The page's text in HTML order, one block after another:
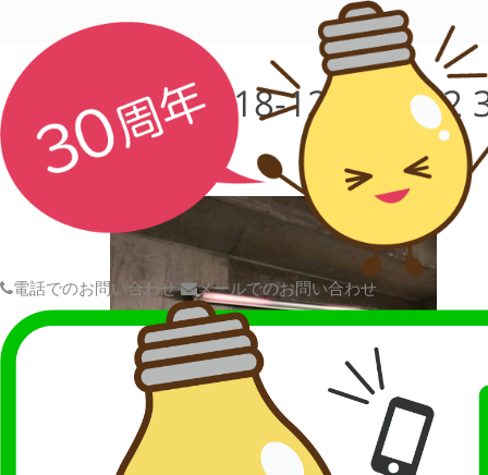
電話でのお問い合わせ メールでのお問い合わせ
写真 2018-12-22 8 22